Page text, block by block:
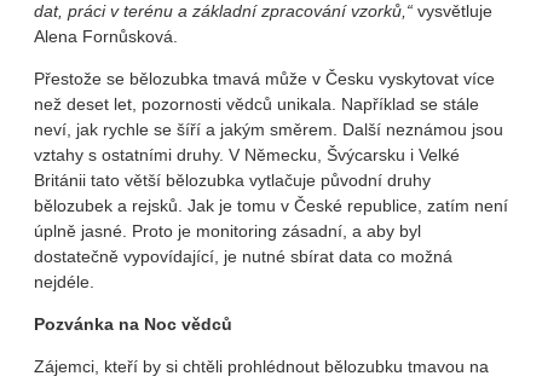
dat, práci v terénu a základní zpracování vzorků,“ vysvětluje
Alena Fornůsková.
Přestože se bělozubka tmavá může v Česku vyskytovat více
než deset let, pozornosti vědců unikala. Například se stále
neví, jak rychle se šíří a jakým směrem. Další neznámou jsou
vztahy s ostatními druhy. V Německu, Švýcarsku i Velké
Británii tato větší bělozubka vytlačuje původní druhy
bělozubek a rejsků. Jak je tomu v České republice, zatím není
úplně jasné. Proto je monitoring zásadní, a aby byl
dostatečně vypovídající, je nutné sbírat data co možná
nejdéle.
Pozvánka na Noc vědců
Zájemci, kteří by si chtěli prohlédnout bělozubku tmavou na